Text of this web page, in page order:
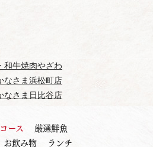
コース
厳選鮮魚
お飲み物
ランチ